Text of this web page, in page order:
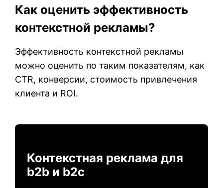
Как оценить эффективность
контекстной рекламы?
Эффективность контекстной рекламы
можно оценить по таким показателям, как
CTR, конверсии, стоимость привлечения
клиента и ROI.
Контекстная реклама для
b2b и b2c